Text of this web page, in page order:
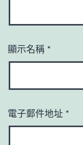
顯示名稱 *
電子郵件地址 *